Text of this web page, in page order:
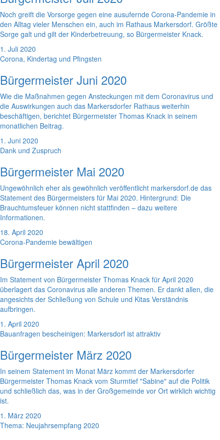
Noch greift die Vorsorge gegen eine ausufernde Corona-Pandemie in
den Alltag vieler Menschen ein, auch im Rathaus Markersdorf. Größte
Sorge galt und gilt der Kinderbetreuung, so Bürgermeister Knack.
1. Juli 2020
Corona, Kindertag und Pfingsten
Bürgermeister Juni 2020
Wie die Maßnahmen gegen Ansteckungen mit dem Coronavirus und
die Auswirkungen auch das Markersdorfer Rathaus weiterhin
beschäftigen, berichtet Bürgermeister Thomas Knack in seinem
monatlichen Beitrag.
1. Juni 2020
Dank und Zuspruch
Bürgermeister Mai 2020
Ungewöhnlich eher als gewöhnlich veröffentlicht markersdorf.de das
Statement des Bürgermeisters für Mai 2020. Hintergrund: Die
Brauchtumsfeuer können nicht stattfinden – dazu weitere
Informationen.
18. April 2020
Corona-Pandemie bewältigen
Bürgermeister April 2020
Im Statement von Bürgermeister Thomas Knack für April 2020
überlagert das Coronavirus alle anderen Themen. Er dankt allen, die
angesichts der Schließung von Schule und Kitas Verständnis
aufbringen.
1. April 2020
Bauanfragen bescheinigen: Markersdorf ist attraktiv
Bürgermeister März 2020
In seinem Statement im Monat März kommt der Markersdorfer
Bürgermeister Thomas Knack vom Sturmtief "Sabine" auf die Politik
und schließlich das, was in der Großgemeinde vor Ort wirklich wichtig
ist.
1. März 2020
Thema: Neujahrsempfang 2020